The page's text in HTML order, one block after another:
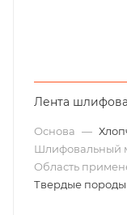
Лента
Основа —
Шлифовальный
Область
Твердые